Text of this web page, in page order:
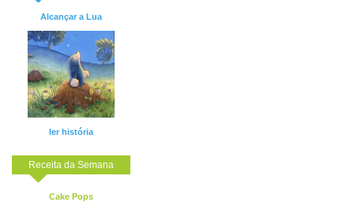
Alcançar a Lua
ler história
Receita da Semana
Cake Pops